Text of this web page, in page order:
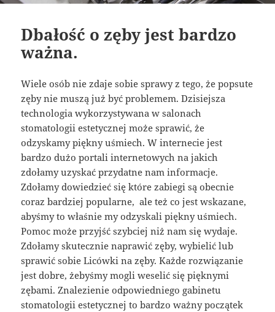
Dbałość o zęby jest bardzo
ważna.
Wiele osób nie zdaje sobie sprawy z tego, że popsute
zęby nie muszą już być problemem. Dzisiejsza
technologia wykorzystywana w salonach
stomatologii estetycznej może sprawić, że
odzyskamy piękny uśmiech. W internecie jest
bardzo dużo portali internetowych na jakich
zdołamy uzyskać przydatne nam informacje.
Zdołamy dowiedzieć się które zabiegi są obecnie
coraz bardziej popularne, ale też co jest wskazane,
abyśmy to właśnie my odzyskali piękny uśmiech.
Pomoc może przyjść szybciej niż nam się wydaje.
Zdołamy skutecznie naprawić zęby, wybielić lub
sprawić sobie Licówki na zęby. Każde rozwiązanie
jest dobre, żebyśmy mogli weselić się pięknymi
zębami. Znalezienie odpowiedniego gabinetu
stomatologii estetycznej to bardzo ważny początek